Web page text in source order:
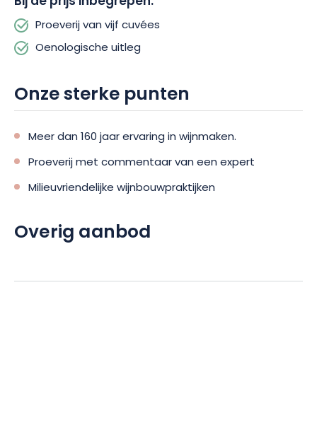
Proeverij van vijf cuvées
Oenologische uitleg
Onze sterke punten
Meer dan 160 jaar ervaring in wijnmaken.
Proeverij met commentaar van een expert
Milieuvriendelijke wijnbouwpraktijken
Overig aanbod